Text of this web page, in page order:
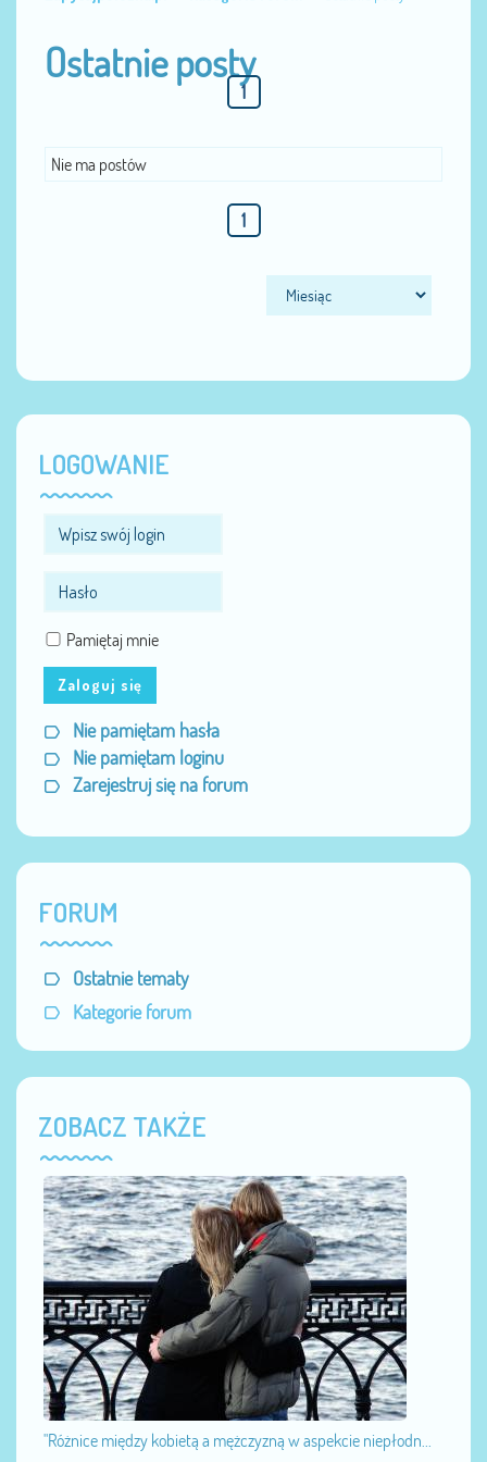
Ostatnie posty
1
Nie ma postów
1
LOGOWANIE
Pamiętaj mnie
Zaloguj się
Nie pamiętam hasła
Nie pamiętam loginu
Zarejestruj się na forum
FORUM
Ostatnie tematy
Kategorie forum
ZOBACZ TAKŻE
"Różnice między kobietą a mężczyzną w aspekcie niepłodn...